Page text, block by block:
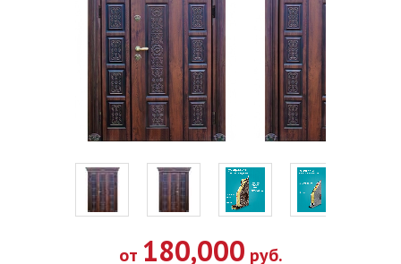
от 180,000 руб.